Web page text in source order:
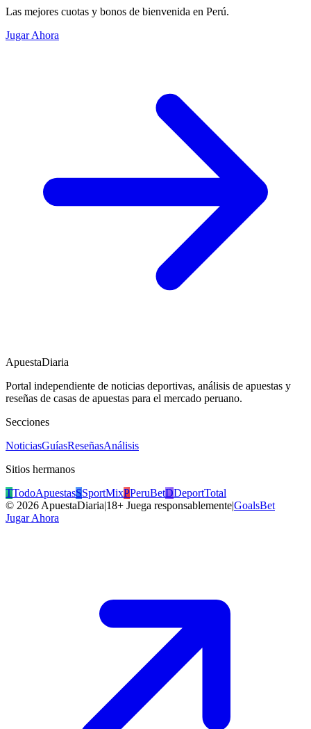
Las mejores cuotas y bonos de bienvenida en Perú.
Jugar Ahora
ApuestaDiaria
Portal independiente de noticias deportivas, análisis de apuestas y
reseñas de casas de apuestas para el mercado peruano.
Secciones
NoticiasGuíasReseñasAnálisis
Sitios hermanos
TTodoApuestasSSportMixPPeruBetDDeportTotal
© 2026ApuestaDiaria|18+ Juega responsablemente|GoalsBet
Jugar Ahora